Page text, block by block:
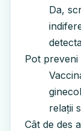
Da,
Pot preveni
relații
Cât de des